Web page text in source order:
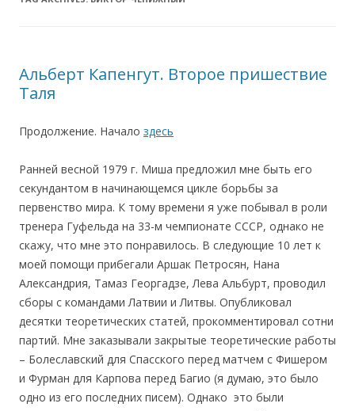
Альберт Капенгут. Второе пришествие
Таля
Продолжение. Начало здесь
Ранней весной 1979 г. Миша предложил мне быть его
секундантом в начинающемся цикле борьбы за
первенство мира. К тому времени я уже побывал в роли
тренера Гуфельда на 33-м чемпионате CCCР, однако не
скажу, что мне это понравилось. В следующие 10 лет к
моей помощи прибегали Аршак Петросян, Нана
Александрия, Тамаз Георгадзе, Лева Альбурт, проводил
сборы с командами Латвии и Литвы. Опубликовал
десятки теоретических статей, прокомментировал сотни
партий. Мне заказывали закрытые теоретические работы
– Болеславский для Спасского перед матчем с Фишером
и Фурман для Карпова перед Багио (я думаю, это было
одно из его последних писем). Однако это были